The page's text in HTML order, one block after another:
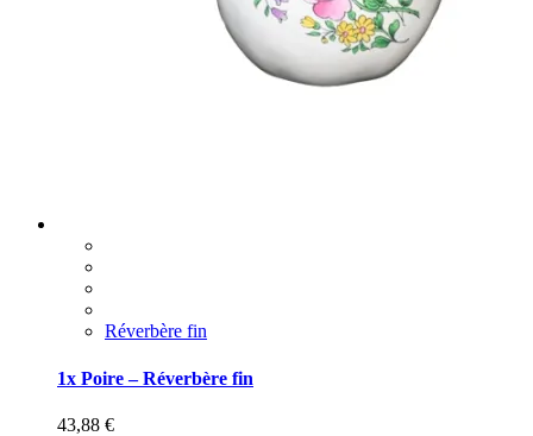
Réverbère fin
1x Poire – Réverbère fin
43,88 €